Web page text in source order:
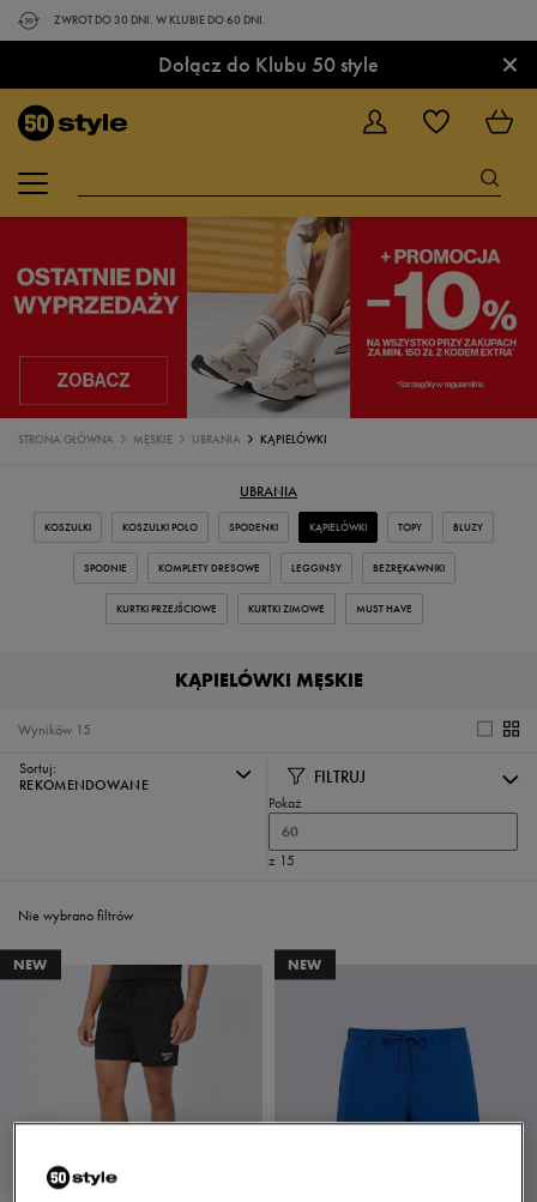
ZWROT DO 30 DNI. W KLUBIE DO 60 DNI.
Dołącz do Klubu 50 style ×
STRONA GŁÓWNA MĘSKIE UBRANIA KĄPIELÓWKI
UBRANIA
KOSZULKI KOSZULKI POLO SPODENKI KĄPIELÓWKI TOPY BLUZY
SPODNIE KOMPLETY DRESOWE LEGGINSY BEZRĘKAWNIKI
KURTKI PRZEJŚCIOWE KURTKI ZIMOWE MUST HAVE
KĄPIELÓWKI MĘSKIE
15
Wyników
Sortuj:
REKOMENDOWANE
FILTRUJ
Pokaż
60
z 15
Nie wybrano filtrów
NEW NEW